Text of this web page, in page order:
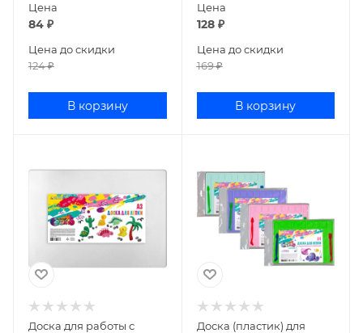
Цена
84 ₽
Цена до скидки
124₽
В корзину
Цена
128₽
Цена до скидки
169₽
В корзину
Доска для работы с
Доска (пластик) для